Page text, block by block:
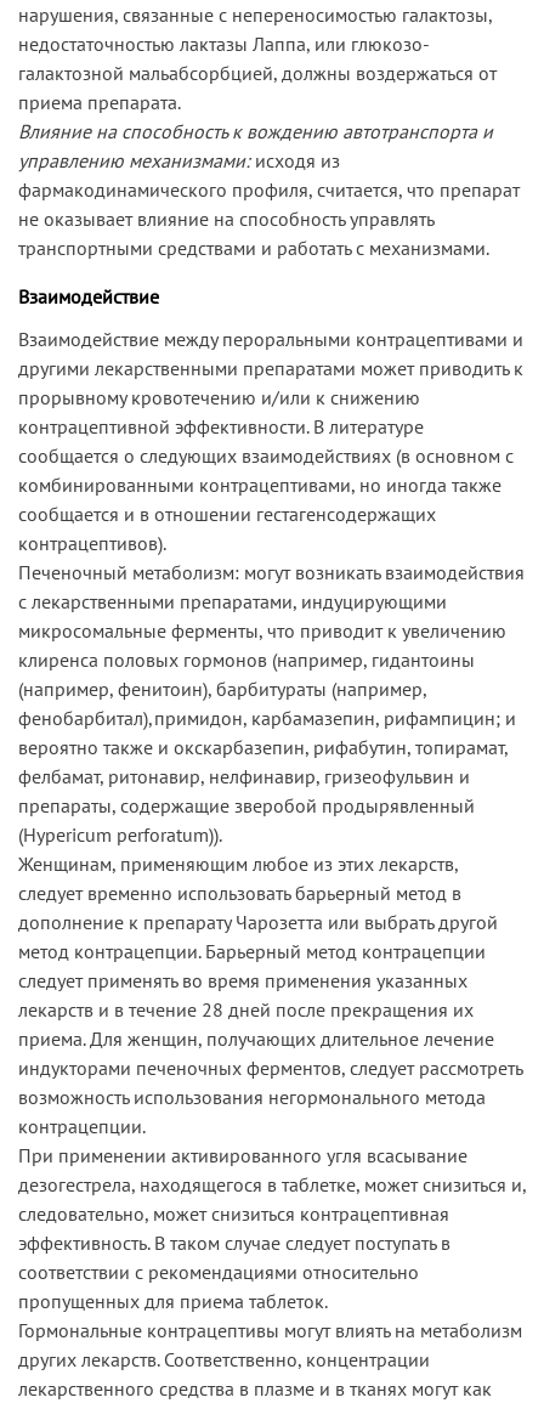
нарушения, связанные с непереносимостью галактозы,
недостаточностью лактазы Лаппа, или глюкозо-
галактозной мальабсорбцией, должны воздержаться от
приема препарата.
Влияние на способность к вождению автотранспорта и
управлению механизмами:исходя из
фармакодинамического профиля, считается, что препарат
не оказывает влияние на способность управлять
транспортными средствами и работать с механизмами.
Взаимодействие
Взаимодействие между пероральными контрацептивами и
другими лекарственными препаратами может приводить к
прорывному кровотечению и/или к снижению
контрацептивной эффективности. В литературе
сообщается о следующих взаимодействиях (в основном с
комбинированными контрацептивами, но иногда также
сообщается и в отношении гестагенсодержащих
контрацептивов).
Печеночный метаболизм: могут возникать взаимодействия
с лекарственными препаратами, индуцирующими
микросомальные ферменты, что приводит к увеличению
клиренса половых гормонов (например, гидантоины
(например, фенитоин), барбитураты (например,
фенобарбитал),примидон, карбамазепин, рифампицин; и
вероятно также и окскарбазепин, рифабутин, топирамат,
фелбамат, ритонавир, нелфинавир, гризеофульвин и
препараты, содержащие зверобой продырявленный
(Hypericum perforatum)).
Женщинам, применяющим любое из этих лекарств,
следует временно использовать барьерный метод в
дополнение к препарату Чарозетта или выбрать другой
метод контрацепции. Барьерный метод контрацепции
следует применять во время применения указанных
лекарств и в течение 28 дней после прекращения их
приема. Для женщин, получающих длительное лечение
индукторами печеночных ферментов, следует рассмотреть
возможность использования негормонального метода
контрацепции.
При применении активированного угля всасывание
дезогестрела, находящегося в таблетке, может снизиться и,
следовательно, может снизиться контрацептивная
эффективность. В таком случае следует поступать в
соответствии с рекомендациями относительно
пропущенных для приема таблеток.
Гормональные контрацептивы могут влиять на метаболизм
других лекарств. Соответственно, концентрации
лекарственного средства в плазме и в тканях могут как